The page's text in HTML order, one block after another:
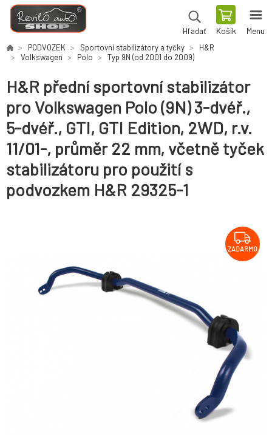
Hľadať Košík Menu
PODVOZEK Sportovní stabilizátory a tyčky
H&R
Volkswagen
Polo Typ 9N (od 2001 do 2009)
H&R přední sportovní stabilizátor
pro Volkswagen Polo (9N) 3-dvéř.,
5-dvéř., GTI, GTI Edition, 2WD, r.v.
11/01-, průměr 22 mm, včetně tyček
stabilizátoru pro použití s
podvozkem H&R 29325-1
ZADARMO